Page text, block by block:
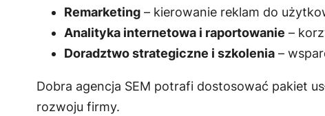
Remarketing– kierowanie reklam do
Analityka internetowa i raportowanie –
Doradztwo strategiczne i szkolenia–
Dobra agencja SEM potrafi dostosować pakiet
rozwoju firmy.